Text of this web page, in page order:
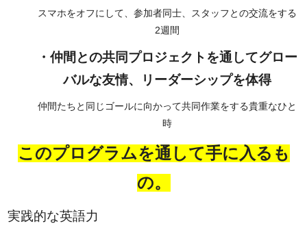
スマホをオフにして、参加者同士、スタッフとの交流をする
2週間
・仲間との共同プロジェクトを通してグロー
バルな友情、リーダーシップを体得
仲間たちと同じゴールに向かって共同作業をする貴重なひと
時
このプログラムを通して手に入るも
の。
実践的な英語力